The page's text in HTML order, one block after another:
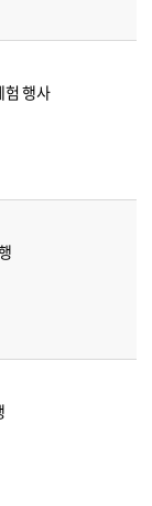
험 행사